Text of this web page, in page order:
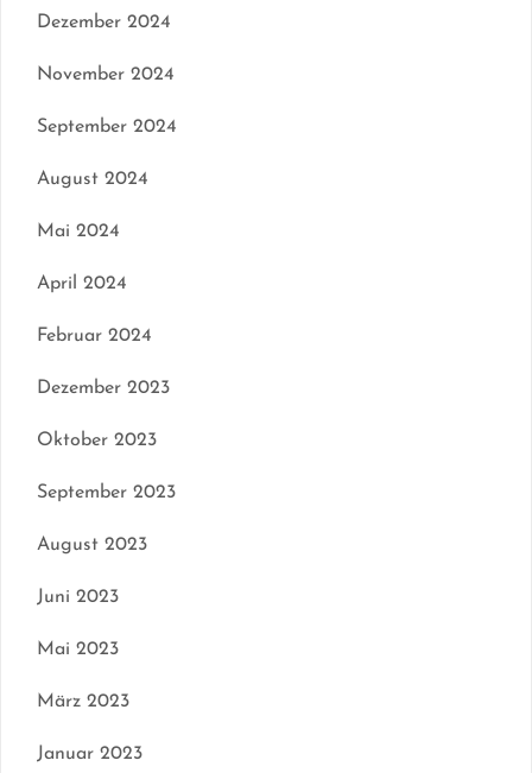
Dezember 2024
November 2024
September 2024
August 2024
Mai 2024
April 2024
Februar 2024
Dezember 2023
Oktober 2023
September 2023
August 2023
Juni 2023
Mai 2023
März 2023
Januar 2023